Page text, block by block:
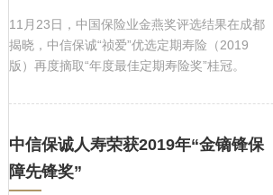
11月23日，中国保险业金燕奖评选结果在成都
揭晓，中信保诚“祯爱”优选定期寿险（2019
版）再度摘取“年度最佳定期寿险奖”桂冠。
中信保诚人寿荣获2019年“金镝锋保
障先锋奖”